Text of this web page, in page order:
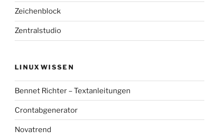
Zeichenblock
Zentralstudio
LINUXWISSEN
Bennet Richter – Textanleitungen
Crontabgenerator
Novatrend